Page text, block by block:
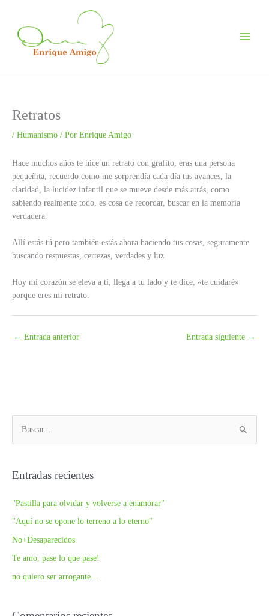
contenido
Retratos
/ Humanismo / Por Enrique Amigo
Hace muchos años te hice un retrato con grafito, eras una persona
pequeñita, recuerdo como me sorprendía cada día tus avances, la
claridad, la lucidez infantil que se mueve desde más atrás, como
sabiendo realmente todo, es cosa de recordar, buscar en la memoria
verdadera.
Allí estás tú pero también estás ahora haciendo tus cosas, seguramente
buscando respuestas, certezas, verdades y luz
Hoy mi corazón se eleva a ti, llega a tu lado y te dice, «te cuidaré»
porque eres mi retrato.
← Entrada anterior Entrada siguiente →
c
r
p
o
Entradas recientes
"Pastilla para olvidar y volverse a enamorar"
"Aquí no se opone lo terreno a lo eterno"
No+Desaparecidos
Te amo, pase lo que pase!
no quiero ser arrogante…